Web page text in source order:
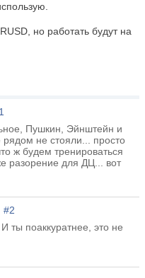
но работать будут на
Пушкин, Эйнштейн и
не стояли... просто
ж будем тренироваться
разорение для ДЦ... вот
#2
ты поаккуратнее, это не